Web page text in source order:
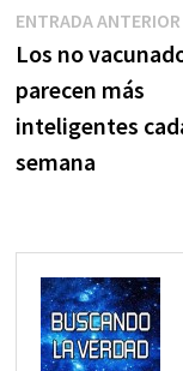
Navegación
de
entradas
ENTRADA ANTERIOR
Los no
parecen más
inteligentes
semana